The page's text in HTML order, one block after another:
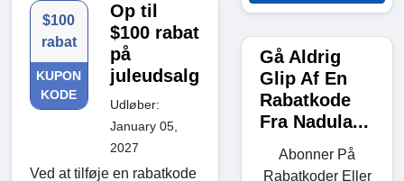
$100
rabat
KUPON
KODE
Op til
$100 rabat
på
juleudsalg
Udløber:
January 05,
2027
Ved at tilføje en rabatkode
Gå Aldrig
Glip Af En
Rabatkode
Fra Nadula...
Abonner På
Rabatkoder Eller